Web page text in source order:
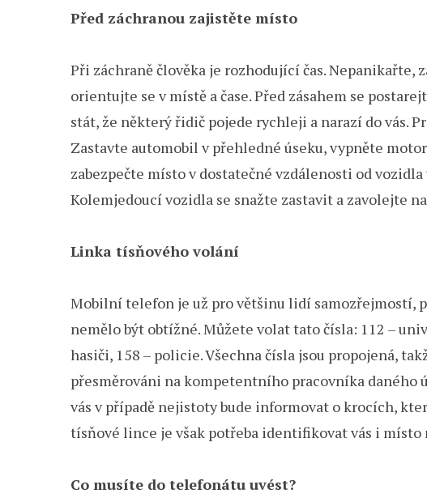
Před záchranou zajistěte místo
Při záchraně člověka je rozhodující čas. Nepanikařte,
orientujte se v místě a čase. Před zásahem se
stát, že některý řidič pojede rychleji a narazí do vás.
Zastavte automobil v přehledné úseku, vypněte
zabezpečte místo v dostatečné vzdálenosti od
Kolemjedoucí vozidla se snažte zastavit a zavolejte
Linka tísňového volání
Mobilní telefon je už pro většinu lidí samozřejmostí,
nemělo být obtížné. Můžete volat tato čísla: 112 –
hasiči, 158 – policie. Všechna čísla jsou propojená,
přesměrováni na kompetentního pracovníka daného
vás v případě nejistoty bude informovat o krocích,
tísňové lince je však potřeba identifikovat vás i místo
Co musíte do telefonátu uvést?